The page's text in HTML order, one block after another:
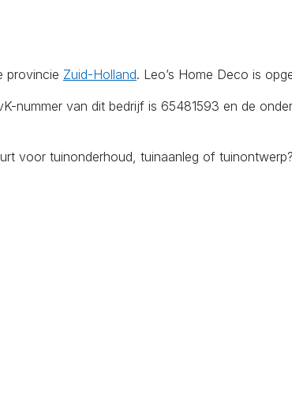
provincie Zuid-Holland. Leo’s Home Deco is
nummer van dit bedrijf is 65481593 en de
voor tuinonderhoud, tuinaanleg of tuinontwerp?